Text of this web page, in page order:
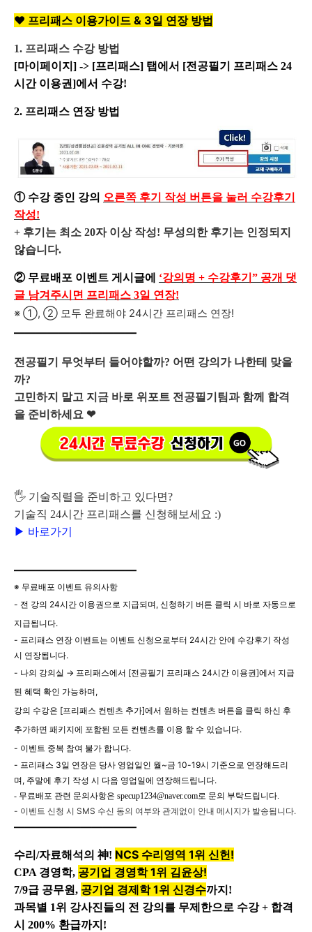
❤ 프리패스 이용가이드 & 3일 연장 방법
1. 프리패스 수강 방법
[마이페이지] -> [프리패스] 탭에서 [전공필기 프리패스 24
시간 이용권]에서 수강!
2. 프리패스 연장 방법
① 수강 중인 강의 오른쪽 후기 작성 버튼을 눌러 수강후기
작성!
+ 후기는 최소 20자 이상 작성! 무성의한 후기는 인정되지
않습니다.
② 무료배포 이벤트 게시글에
‘강의명 + 수강후기” 공개 댓
글 남겨주시면 프리패스 3일 연장!
※ ①, ② 모두 완료해야 24시간 프리패스 연장!
———————————
전공필기 무엇부터 들어야할까? 어떤 강의가 나한테 맞을
까?
고민하지 말고 지금 바로 위포트 전공필기팀과 함께 합격
을 준비하세요 ❤
🖐 기술직렬을 준비하고 있다면?
기술직 24시간 프리패스를 신청해보세요 :)
▶ 바로가기
———————————
※ 무료배포 이벤트 유의사항
- 전 강의 24시간 이용권으로 지급되며, 신청하기 버튼 클릭 시 바로 자동으로
지급됩니다.
- 프리패스 연장 이벤트는 이벤트 신청으로부터 24시간 안에 수강후기 작성
시 연장됩니다.
- 나의 강의실 → 프리패스에서 [전공필기 프리패스 24시간 이용권]에서 지급
된 혜택 확인 가능하며,
강의 수강은 [프리패스 컨텐츠 추가]에서 원하는 컨텐츠 버튼을 클릭 하신 후
추가하면 패키지에 포함된 모든 컨텐츠를 이용 할 수 있습니다.
- 이벤트 중복 참여 불가 합니다.
- 프리패스 3일 연장은 당사 영업일인 월~금 10-19시 기준으로 연장해드리
며, 주말에 후기 작성 시 다음 영업일에 연장해드립니다.
- 무료배포 관련 문의사항은 specup1234@naver.com로 문의 부탁드립니다.
- 이벤트 신청 시 SMS 수신 동의 여부와 관계없이 안내 메시지가 발송됩니다.
———————————
수리/자료해석의 神! NCS 수리영역 1위 신헌!
CPA 경영학, 공기업 경영학 1위 김윤상!
7/9급 공무원, 공기업 경제학 1위 신경수까지!
과목별 1위 강사진들의 전 강의를 무제한으로 수강 + 합격
시 200% 환급까지!